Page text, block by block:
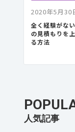
2020年5月30
全く経験がな
の見積もりを
る方法